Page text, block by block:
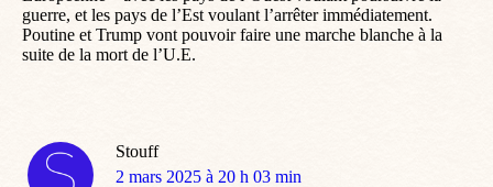
guerre, et les pays de l’Est voulant l’arrêter immédiatement.
Poutine et Trump vont pouvoir faire une marche blanche à la
suite de la mort de l’U.E.
Stouff
dit
2 mars 2025 à 20 h 03 min